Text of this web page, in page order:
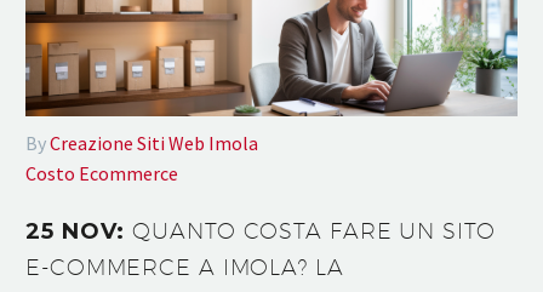
ByCreazione Siti Web Imola
Costo Ecommerce
25 NOV:QUANTO COSTA FARE UN SITO
E-COMMERCE A IMOLA? LA